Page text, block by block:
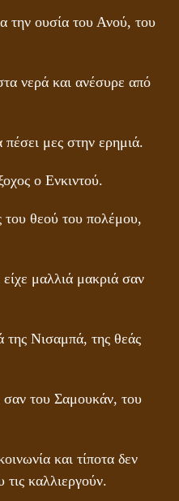
την ουσία του Ανού, του
νερά και ανέσυρε από
μες στην ερημιά.
ο Ενκιντού.
του θεού του πολέμου,
μαλλιά μακριά σαν
της Νισαμπά, της θεάς
του Σαμουκάν, του
και τίποτα δεν
τις καλλιεργούν.